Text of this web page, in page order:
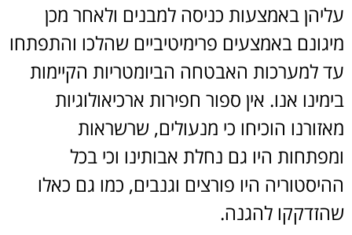
עליהן באמצעות כניסה למבנים ולאחר מכן
מיגונם באמצעים פרימיטיביים שהלכו והתפתחו
עד למערכות האבטחה הביומטריות הקיימות
בימינו אנו. אין ספור חפירות ארכיאולוגיות
מאזורנו הוכיחו כי מנעולים, שרשראות
ומפתחות היו גם נחלת אבותינו וכי בכל
ההיסטוריה היו פורצים וגנבים, כמו גם כאלו
שהזדקקו להגנה.